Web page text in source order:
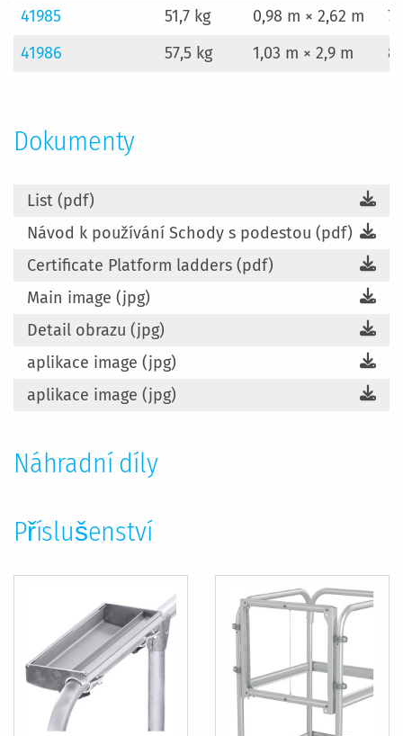
41985
51,7 kg 0,98 m × 2,62 m
7
41986
57,5 kg 1,03 m × 2,9 m 8
Dokumenty
List (pdf)
Návod k používání Schody s podestou (pdf)
Certificate Platform ladders (pdf)
Main image (jpg)
Detail obrazu (jpg)
aplikace image (jpg)
aplikace image (jpg)
Náhradní díly
Příslušenství